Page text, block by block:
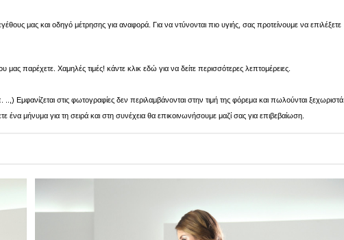
μας και οδηγό μέτρησης για αναφορά. Για να ντύνονται πιο υγιής, σας προτείνουμε να επιλέξετε
παρέχετε. Χαμηλές τιμές! κάντε κλικ εδώ για να δείτε περισσότερες λεπτομέρειες.
στις φωτογραφίες δεν περιλαμβάνονται στην τιμή της φόρεμα και πωλούνται ξεχωριστά.
μήνυμα για τη σειρά και στη συνέχεια θα επικοινωνήσουμε μαζί σας για επιβεβαίωση.